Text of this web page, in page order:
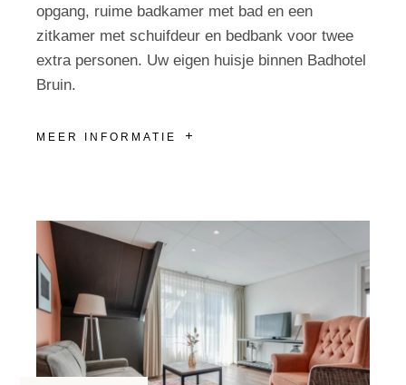
opgang, ruime badkamer met bad en een
zitkamer met schuifdeur en bedbank voor twee
extra personen. Uw eigen huisje binnen Badhotel
Bruin.
MEER INFORMATIE